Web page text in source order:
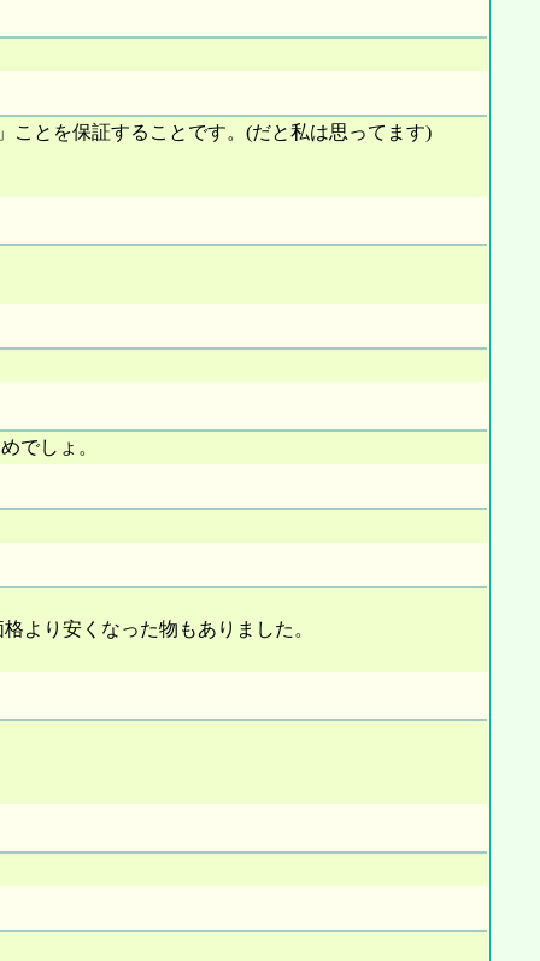
とを保証することです。(だと私は思ってます)
でしょ。
より安くなった物もありました。